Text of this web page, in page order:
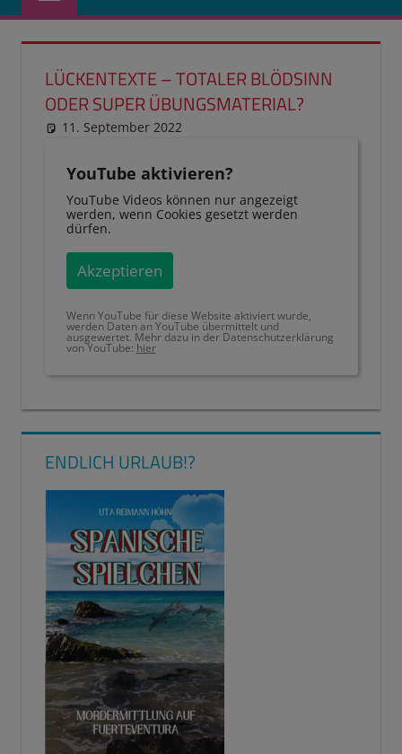
LÜCKENTEXTE – TOTALER BLÖDSINN
ODER SUPER ÜBUNGSMATERIAL?
11. September 2022
YouTube aktivieren?
YouTube Videos können nur angezeigt
werden, wenn Cookies gesetzt werden
dürfen.
Akzeptieren
Wenn YouTube für diese Website aktiviert wurde,
werden Daten an YouTube übermittelt und
ausgewertet. Mehr dazu in der Datenschutzerklärung
von YouTube: hier
VERBESSERN
WORTWOLKE
ENDLICH URLAUB!?